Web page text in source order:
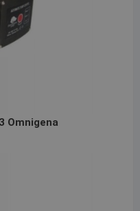
Omnigena